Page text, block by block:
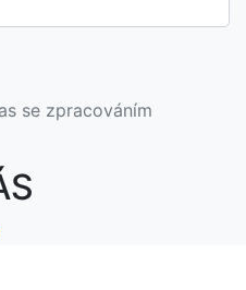
se zpracováním